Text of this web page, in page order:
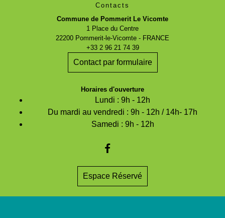
Contacts
Commune de Pommerit Le Vicomte
1 Place du Centre
22200 Pommerit-le-Vicomte - FRANCE
+33 2 96 21 74 39
Contact par formulaire
Horaires d'ouverture
Lundi : 9h - 12h
Du mardi au vendredi : 9h - 12h / 14h- 17h
Samedi : 9h - 12h
Espace Réservé